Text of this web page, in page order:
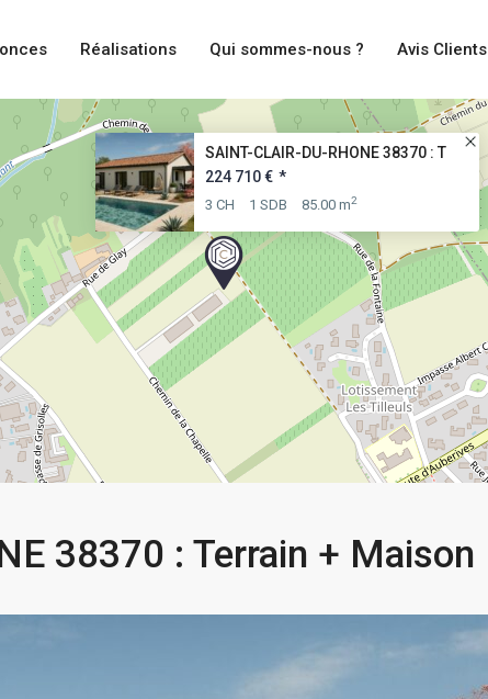
Réalisations Qui sommes-nous ? Avis Clients
SAINT-CLAIR-DU-RHONE 38370 : T
224 710 € *
3 CH 1 SDB 85.00 m2
38370 : Terrain + Maison